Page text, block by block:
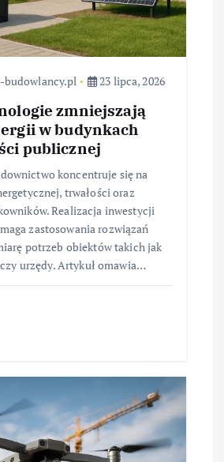
budowlancy.pl 23 lipca, 2026
zmniejszają
w budynkach
publicznej
koncentruje się na
trwałości oraz
Realizacja inwestycji
zastosowania rozwiązań
potrzeb obiektów takich jak
urzędy. Artykuł omawia…